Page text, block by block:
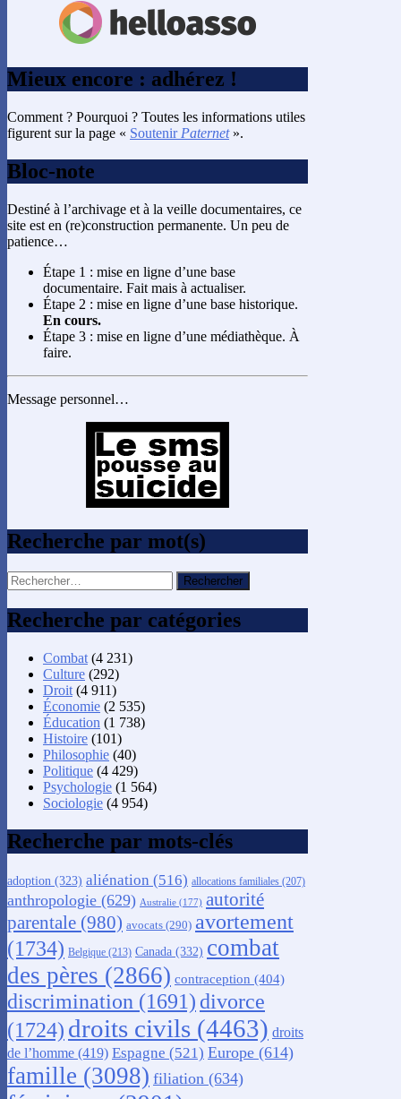
Mieux encore : adhérez !
Comment ? Pourquoi ? Toutes les informations utiles
figurent sur la page « Soutenir Paternet».
Bloc-note
Destiné à l’archivage et à la veille documentaires, ce
site est en (re)construction permanente. Un peu de
patience…
Étape 1 : mise en ligne d’une base
documentaire. Fait mais à actualiser.
Étape 2 : mise en ligne d’une base historique.
En cours.
Étape 3 : mise en ligne d’une médiathèque. À
faire.
Message personnel…
Recherche par mot(s)
Rechercher :
Recherche par catégories
Combat (4 231)
Culture (292)
Droit (4 911)
Économie (2 535)
Éducation (1 738)
Histoire (101)
Philosophie (40)
Politique (4 429)
Psychologie (1 564)
Sociologie (4 954)
Recherche par mots-clés
adoption (323) aliénation (516) allocations familiales (207)
anthropologie (629) Australie (177) autorité
parentale (980) avocats (290) avortement
(1734) Belgique (213) Canada (332) combat
des pères (2866) contraception (404)
discrimination (1691) divorce
(1724) droits civils (4463) droits
de l’homme (419) Espagne (521) Europe (614)
famille (3098) filiation (634)